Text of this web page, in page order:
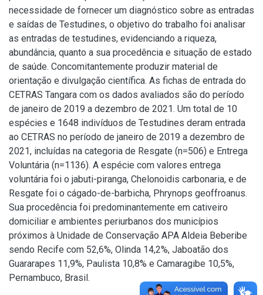
necessidade de fornecer um diagnóstico sobre as entradas
e saídas de Testudines, o objetivo do trabalho foi analisar
as entradas de testudines, evidenciando a riqueza,
abundância, quanto a sua procedência e situação de estado
de saúde. Concomitantemente produzir material de
orientação e divulgação científica. As fichas de entrada do
CETRAS Tangara com os dados avaliados são do período
de janeiro de 2019 a dezembro de 2021. Um total de 10
espécies e 1648 indivíduos de Testudines deram entrada
ao CETRAS no período de janeiro de 2019 a dezembro de
2021, incluídas na categoria de Resgate (n=506) e Entrega
Voluntária (n=1136). A espécie com valores entrega
voluntária foi o jabuti-piranga, Chelonoidis carbonaria, e de
Resgate foi o cágado-de-barbicha, Phrynops geoffroanus.
Sua procedência foi predominantemente em cativeiro
domiciliar e ambientes periurbanos dos municípios
próximos à Unidade de Conservação APA Aldeia Beberibe
sendo Recife com 52,6%, Olinda 14,2%, Jaboatão dos
Guararapes 11,9%, Paulista 10,8% e Camaragibe 10,5%,
Pernambuco, Brasil.